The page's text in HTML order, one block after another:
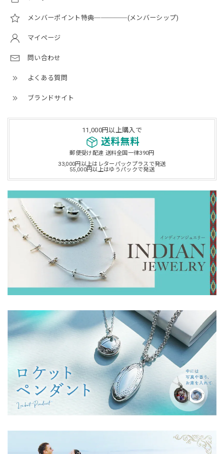
メンバーポイント特典─────(メンバーシップ)
マイページ
問い合わせ
よくある質問
ブランドサイト
11,000円以上購入で
送料無料
郵便受け配達 送料全国一律390円
33,000円以上はレターパックプラスで発送
55,000円以上はゆうパックで発送